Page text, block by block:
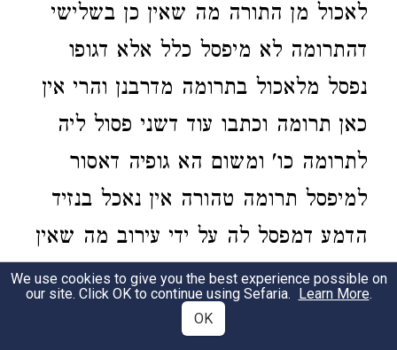
לאכול מן התורה מה שאין כן בשלישי
דהתרומה לא מיפסל כלל אלא דגופו
נפסל מלאכול בתרומה מדרבנן והרי אין
כאן תרומה וכתבו עוד דשני פסול ליה
לתרומה כו' ומשום הא גופיה דאסור
למיפסל תרומה טהורה אין נאכל בנזיד
הדמע דמפסל לה על ידי עירוב מה שאין
כן בשלישי דהתרומה לא מיפסלה מיניה
We use cookies to give you the best experience possible on
our site. Click OK to continue using Sefaria. Learn More.
OK